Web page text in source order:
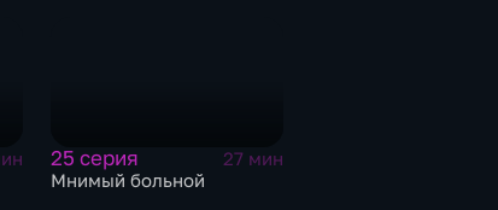
25 серия
27 мин
Мнимый больной